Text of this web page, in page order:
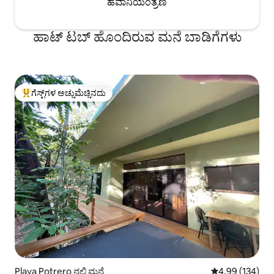
ಹಾಟ್ ಟಬ್ ಹೊಂದಿರುವ ಮನೆ ಬಾಡಿಗೆಗಳು
ಗೆಸ್ಟ್‌ಗಳಿಗೆ ಅತಿ ಹೆಚ್ಚು ಅಚ್ಚುಮೆಚ್ಚಿನದು
ಗೆಸ್ಟ್‌ಗಳ ಅಚ್ಚುಮೆಚ್ಚಿನದು
Playa Potrero ನಲ್ಲಿ ಮನೆ 5 ರಲ್ಲಿ 4.99
4.99 (134)